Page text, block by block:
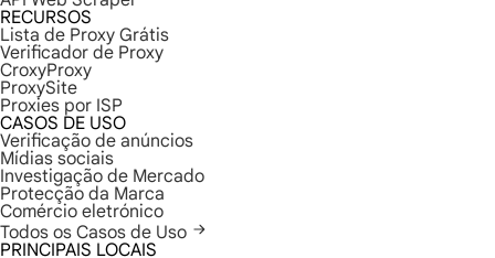
RECURSOS
Lista de Proxy Grátis
Verificador de Proxy
CroxyProxy
ProxySite
Proxies por ISP
CASOS DE USO
Verificação de anúncios
Mídias sociais
Investigação de Mercado
Protecção da Marca
Comércio eletrónico
Todos os Casos de Uso
PRINCIPAIS LOCAIS